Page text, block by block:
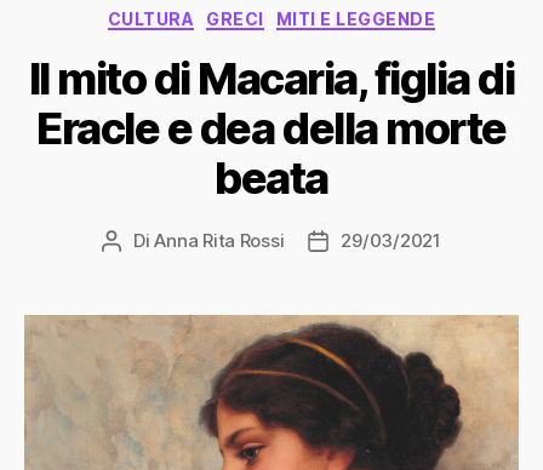
Categorie
CULTURA GRECI MITI E LEGGENDE
Il mito di Macaria, figlia di
Eracle e dea della morte
beata
Autore
DiAnna Rita Rossi
Data29/03/2021